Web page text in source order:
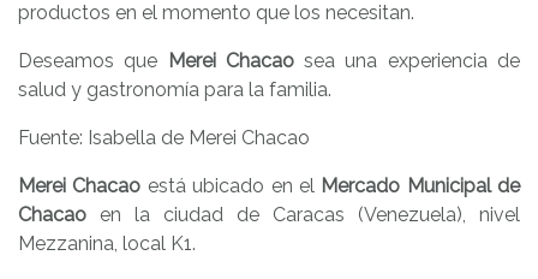
productos en el momento que los necesitan.
Deseamos que Merei Chacaosea una experiencia de
salud y gastronomía para la familia.
Fuente: Isabella de Merei Chacao
Merei Chacao está ubicado en el Mercado Municipal de
Chacao en la ciudad de Caracas (Venezuela), nivel
Mezzanina, local K1.